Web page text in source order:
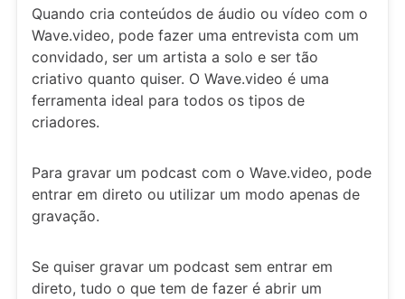
Quando cria conteúdos de áudio ou vídeo com o
Wave.video, pode fazer uma entrevista com um
convidado, ser um artista a solo e ser tão
criativo quanto quiser. O Wave.video é uma
ferramenta ideal para todos os tipos de
criadores.
Para gravar um podcast com o Wave.video, pode
entrar em direto ou utilizar um modo apenas de
gravação.
Se quiser gravar um podcast sem entrar em
direto, tudo o que tem de fazer é abrir um